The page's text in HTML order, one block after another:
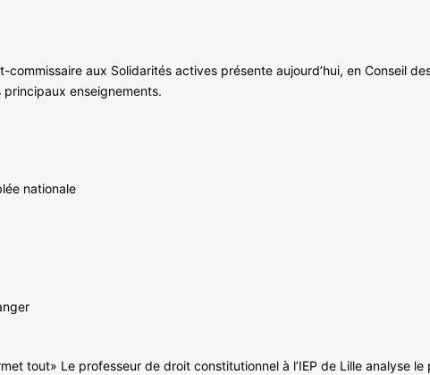
aux Solidarités actives présente aujourd’hui, en Conseil
enseignements.
nationale
tout» Le professeur de droit constitutionnel à l’IEP de Lille analyse